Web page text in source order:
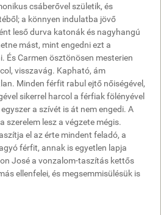
csáberővel születik, és
a könnyen indulatba jövő
leső durva katonák és nagyhangú
mást, mint engedni ezt a
És Carmen ösztönösen mesterien
visszavág. Kapható, ám
Minden férfit rabul ejtő nőiségével,
sikerrel harcol a férfiak fölényével
a szívét is át nem engedi. A
szerelem lesz a végzete mégis.
el az érte mindent feladó, a
férfit, annak is egyetlen lapja
José a vonzalom-taszítás kettős
ellenfelei, és megsemmisülésük is